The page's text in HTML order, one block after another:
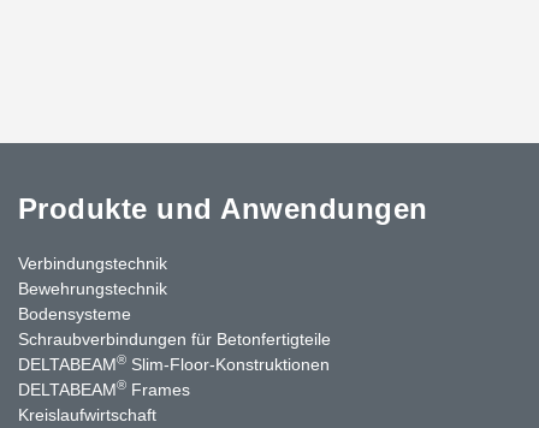
Produkte und Anwendungen
Verbindungstechnik
Bewehrungstechnik
Bodensysteme
Schraubverbindungen für Betonfertigteile
DELTABEAM® Slim-Floor-Konstruktionen
DELTABEAM® Frames
Kreislaufwirtschaft